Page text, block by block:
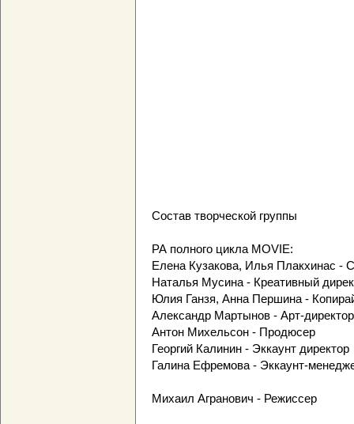
Состав творческой группы
РА полного цикла MOVIE:
Елена Кузакова, Илья Плакхинас -
Наталья Мусина - Креативный
Юлия Ганзя, Анна Першина -
Александр Мартынов - Арт-директор
Антон Михельсон - Продюсер
Георгий Калинин - Эккаунт директор
Галина Ефремова - Эккаунт-
Михаил Агранович - Режиссер